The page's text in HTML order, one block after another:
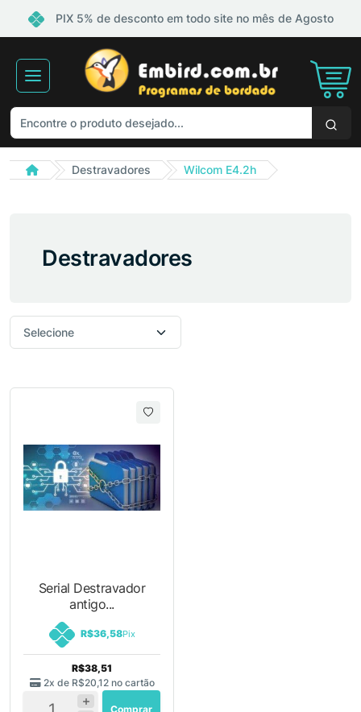
PIX 5% de desconto em todo site no mês de Agosto
Destravadores Wilcom E4.2h
Destravadores
Serial Destravador
antigo...
R$36,58Pix
R$38,51
2x de R$20,12 no cartão
Comprar